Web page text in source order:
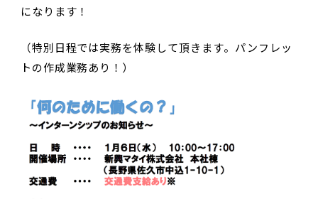
になります！
（特別日程では実務を体験して頂きます。パンフレッ
トの作成業務あり！）